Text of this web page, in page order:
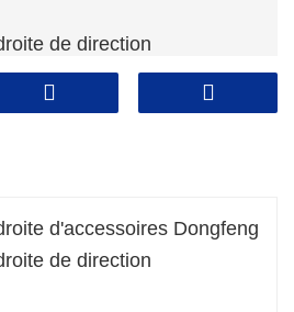
de direction
de direction
de direction
de tige droite de
miniers)
spécialisée dans la
d'accessoires Dongfeng
de direction